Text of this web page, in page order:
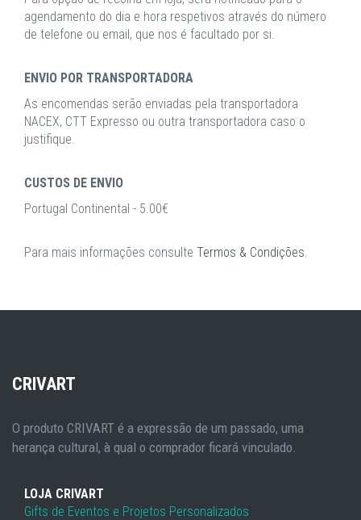
agendamento do dia e hora respetivos através do número
de telefone ou email, que nos é facultado por si.
ENVIO POR TRANSPORTADORA
As encomendas serão enviadas pela transportadora
NACEX, CTT Expresso ou outra transportadora caso o
justifique.
CUSTOS DE ENVIO
Portugal Continental - 5.00€
Para mais informações consulte Termos & Condições.
CRIVART
O produto CRIVART é a expressão de um passado, uma
herança cultural, à qual o comprador ficará vinculado.
LOJA CRIVART
Gifts de Eventos e Projetos Personalizados